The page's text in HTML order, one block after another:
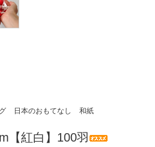
日本のおもてなし 和紙
【紅白】100羽